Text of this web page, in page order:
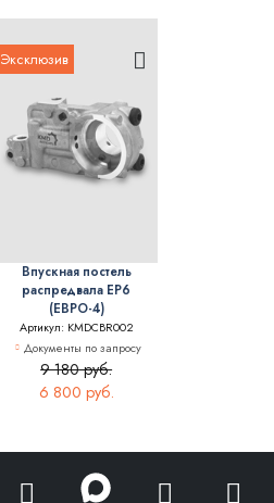
Эксклюзив
Впускная постель
распредвала EP6
(ЕВРО-4)
Артикул: KMDCBR002
Документы по запросу
9 180 руб.
6 800 руб.